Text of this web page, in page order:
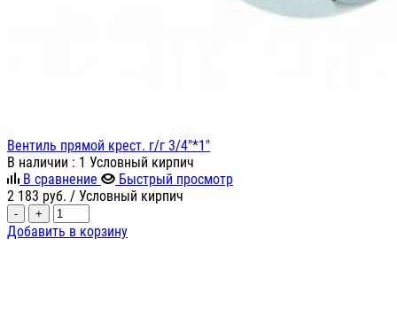
Вентиль прямой крест. г/г 3/4"*1"
В наличии : 1 Условный кирпич
В сравнение
Быстрый просмотр
2 183 руб. / Условный кирпич
- +
Добавить в корзину